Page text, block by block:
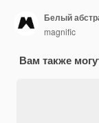
Белый
magnific
Вам также